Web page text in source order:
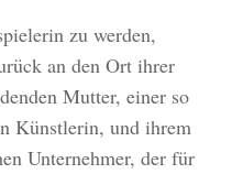
zu werden,
an den Ort ihrer
Mutter, einer so
Künstlerin, und ihrem
Unternehmer, der für